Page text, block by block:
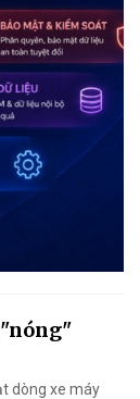
dòng xe máy